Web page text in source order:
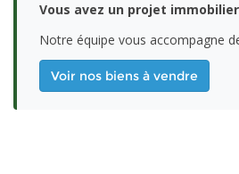
Vous avez un projet
Notre équipe vous accompagne
Voir nos biens à vendre